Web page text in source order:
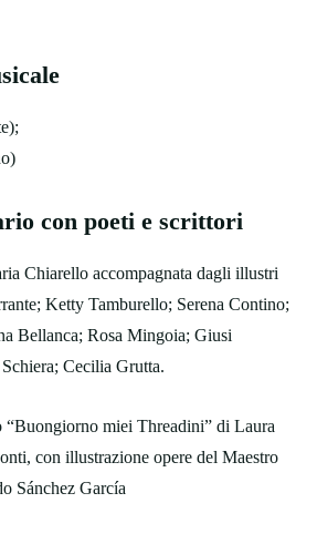
con poeti e scrittori
Chiarello accompagnata dagli illustri
Ketty Tamburello; Serena Contino;
Bellanca; Rosa Mingoia; Giusi
Cecilia Grutta.
“Buongiorno miei Threadini” di Laura
con illustrazione opere del Maestro
Sánchez García